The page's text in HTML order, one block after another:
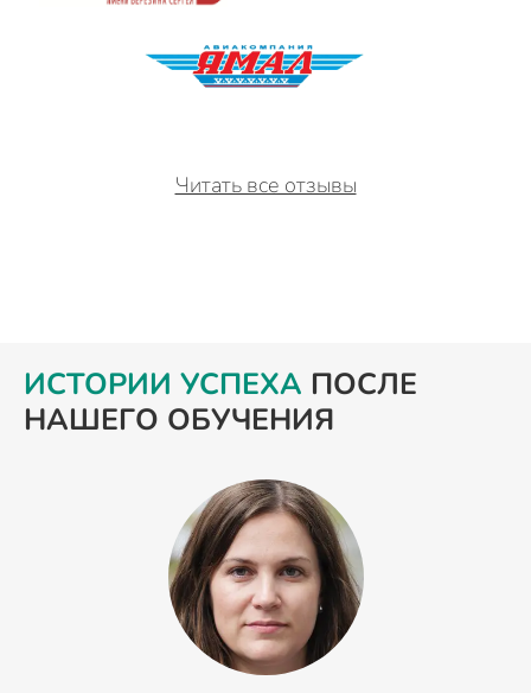
Читать все отзывы
ИСТОРИИ УСПЕХА ПОСЛЕ
НАШЕГО ОБУЧЕНИЯ